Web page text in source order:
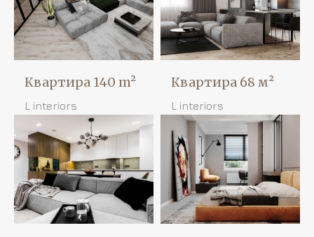
Квартира 140 m²
L interiors
Квартира 68 м²
L interiors